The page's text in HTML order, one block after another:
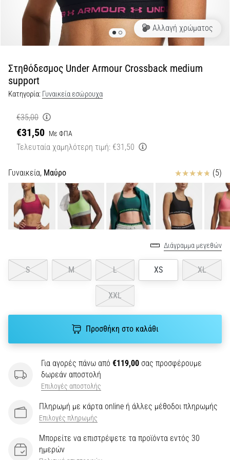
Shuttle
test:
Τι
είναι
πώς
εκτελούνται;
Στην
πράξη,
shuttle
δοκιμάζει
την
ταχύτητα,
την
τις
αλλαγές
29 λεπτά ανάγνωσης
του
Αντιμετώπιση
Αλλαγή χρώματος
Στηθόδεσμος Under Armour Crossback medium
support
Κατηγορία: Γυναικεία εσώρουχα
€35,00
€31,50 Με ΦΠΑ
Τελευταία χαμηλότερη τιμή: €31,50
Γυναικεία, Μαύρο Κριτικές (5)
Διάγραμμα μεγεθών
S M L XS XL
XXL
Προσθήκη στο καλάθι
Για αγορές πάνω από €119,00 σας προσφέρουμε
δωρεάν αποστολή
Επιλογές αποστολής
Πληρωμή με κάρτα online ή άλλες μέθοδοι πληρωμής
Επιλογές πληρωμής
Μπορείτε να επιστρέψετε τα προϊόντα εντός 30
ημερών